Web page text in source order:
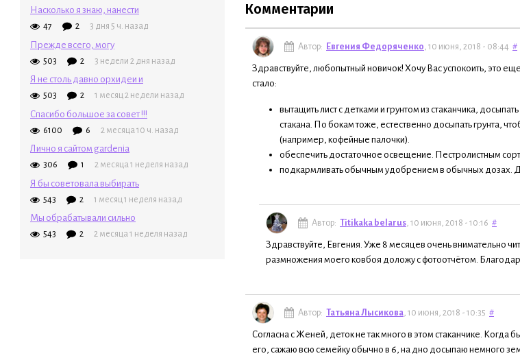
Насколько я знаю, нанести
47 2 3 дня 5 ч. назад
Прежде всего, могу
503 2 3 недели 2 дня назад
Я не столь давно орхидеи и
503 2 1 месяц 2 недели назад
Спасибо большое за совет !!!
6100 6 2 месяца 10 ч. назад
Лично я сайтом gardenia
306 1 2 месяца 1 неделя назад
Я бы советовала выбирать
543 2 1 месяц 1 неделя назад
Мы обрабатывали сильно
543 2 2 месяца 1 неделя назад
Комментарии
Автор: Евгения Федоряченко , 10 июня, 2018 - 08:44 #
Здравствуйте, любопытный новичок! Хочу Вас успокоить, это
стало:
вытащить лист с детками и грунтом из стаканчика,
стакана. По бокам тоже, естественно досыпать грунта,
(например, кофейные палочки).
обеспечить достаточное освещение. Пестролистным
подкармливать обычным удобрением в обычных дозах.
Автор: Titikaka belarus , 10 июня, 2018 - 10:16 #
Здравствуйте, Евгения. Уже 8 месяцев очень внимательно
размножения моего ковбоя доложу с фотоотчётом.
Автор: Татьяна Лысикова , 10 июня, 2018 - 10:35 #
Согласна с Женей, деток не так много в этом стаканчике.
его, сажаю всю семейку обычно в 6, на дно досыпаю немного